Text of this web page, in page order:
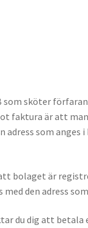
sköter
är att man
som
är
den adress
du dig att